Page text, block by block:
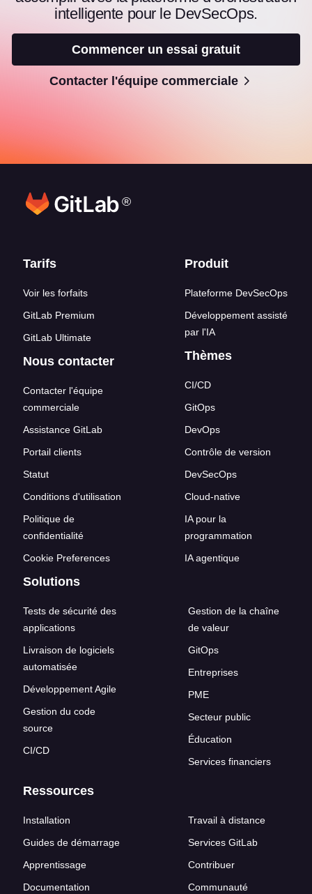
intelligente pour le DevSecOps.
Commencer un essai gratuit
Contacter l'équipe commerciale
®
Liens en bas de page
Tarifs
Voir les forfaits
GitLab Premium
GitLab Ultimate
Nous contacter
Contacter l'équipe
commerciale
Assistance GitLab
Portail clients
Statut
Conditions d'utilisation
Politique de
confidentialité
Cookie Preferences
Produit
Plateforme DevSecOps
Développement assisté
par l'IA
Thèmes
CI/CD
GitOps
DevOps
Contrôle de version
DevSecOps
Cloud-native
IA pour la
programmation
IA agentique
Solutions
Tests de sécurité des
applications
Livraison de logiciels
automatisée
Développement Agile
Gestion du code
source
CI/CD
Gestion de la chaîne
de valeur
GitOps
Entreprises
PME
Secteur public
Éducation
Services financiers
Ressources
Installation
Guides de démarrage
Apprentissage
Documentation
Travail à distance
Services GitLab
Contribuer
Communauté